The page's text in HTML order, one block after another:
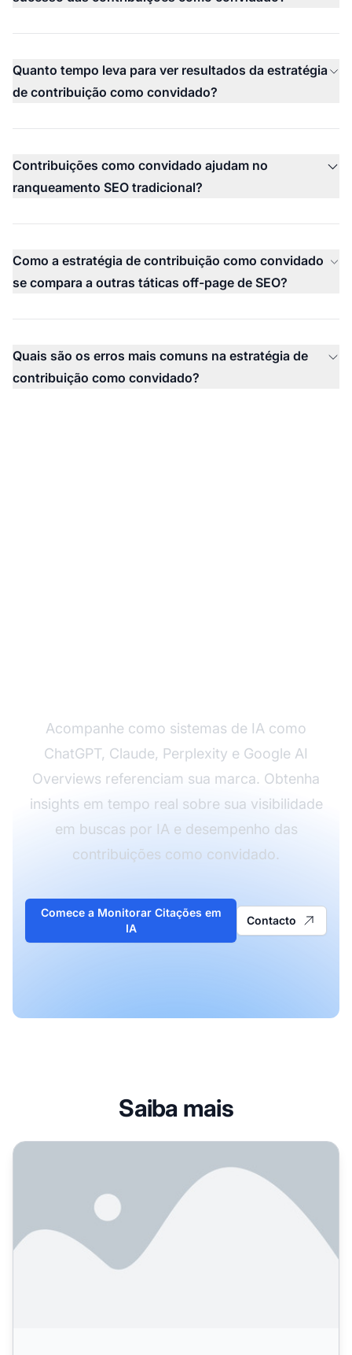
Quanto tempo leva para ver resultados da estratégia
de contribuição como convidado?
Contribuições como convidado ajudam no
ranqueamento SEO tradicional?
Como a estratégia de contribuição como convidado
se compara a outras táticas off-page de SEO?
Quais são os erros mais comuns na estratégia de
contribuição como convidado?
Acompanhe como sistemas de IA como
ChatGPT, Claude, Perplexity e Google AI
Overviews referenciam sua marca. Obtenha
insights em tempo real sobre sua visibilidade
em buscas por IA e desempenho das
contribuições como convidado.
Comece a Monitorar Citações em
IA
Contacto
Saiba mais
Guest Posting Ajuda na Visibilidade em IA? Guia